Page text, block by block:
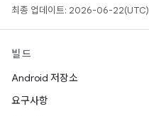
최종 업데이트: 2026-06-22(UTC)
빌드
Android 저장소
요구사항